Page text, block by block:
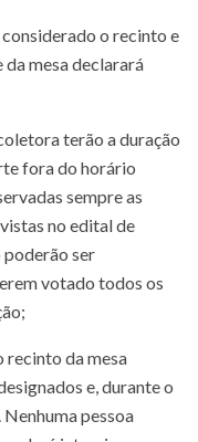
o recinto e
mesa declarará
terão a duração
fora do horário
sempre as
no edital de
ser
votado todos os
recinto da mesa
e, durante o
pessoa